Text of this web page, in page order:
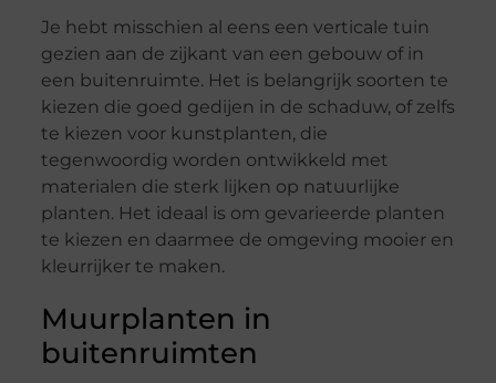
Je hebt misschien al eens een verticale tuin
gezien aan de zijkant van een gebouw of in
een buitenruimte. Het is belangrijk soorten te
kiezen die goed gedijen in de schaduw, of zelfs
te kiezen voor kunstplanten, die
tegenwoordig worden ontwikkeld met
materialen die sterk lijken op natuurlijke
planten. Het ideaal is om gevarieerde planten
te kiezen en daarmee de omgeving mooier en
kleurrijker te maken.
Muurplanten in
buitenruimten